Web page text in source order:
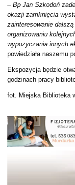
– Bp Jan Szkodoń
okazji zamknięcia
zainteresowanie
organizowaniu
wypożyczania innych
powiedziała naszemu
Ekspozycja będzie
godzinach pracy
fot. Miejska Biblioteka